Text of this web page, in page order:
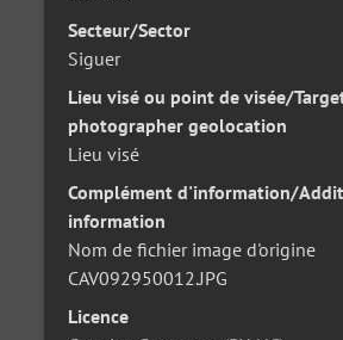
Secteur/Sector
Siguer
Lieu visé ou point de visée/
photographer geolocation
Lieu visé
Complément d'information/
information
Nom de fichier image d'origine
CAV092950012.JPG
Licence